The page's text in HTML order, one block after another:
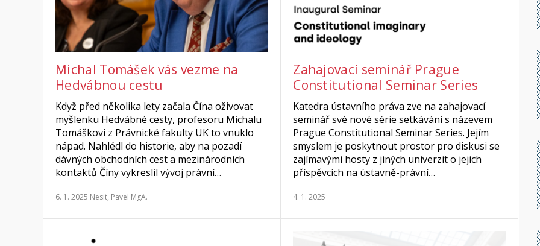
Michal Tomášek vás vezme na
Hedvábnou cestu
Když před několika lety začala Čína oživovat
myšlenku Hedvábné cesty, profesoru Michalu
Tomáškovi z Právnické fakulty UK to vnuklo
nápad. Nahlédl do historie, aby na pozadí
dávných obchodních cest a mezinárodních
kontaktů Číny vykreslil vývoj právní…
6. 1. 2025 Nesit, Pavel MgA.
Zahajovací seminář Prague
Constitutional Seminar Series
Katedra ústavního práva zve na zahajovací
seminář své nové série setkávání s názevem
Prague Constitutional Seminar Series. Jejím
smyslem je poskytnout prostor pro diskusi se
zajímavými hosty z jiných univerzit o jejich
příspěvcích na ústavně-právní…
4. 1. 2025